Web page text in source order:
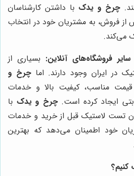
چرخ و یدک با داشتن کارشناسان
فروش، به مشتریان خود در انتخاب
می‌کند.
فروشگاه‌های آنلاین: بسیاری از
در ایران وجود دارند. اماچرخ و
قیمت مناسب، کیفیت بالا و خدمات
ایجاد کرده است.چرخ و یدک با
تست لاستیک قبل از خرید و خدمات
خود اطمینان می‌دهد که بهترین
کنیم؟